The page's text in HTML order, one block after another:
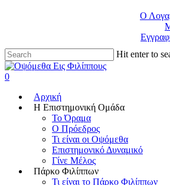
Ο
Hit enter to
0
Αρχική
Η Επιστημονική Ομάδα
Το Όραμα
Ο Πρόεδρος
Τι είναι οι Οψόμεθα
Επιστημονικό Δυναμικό
Γίνε Μέλος
Πάρκο Φιλίππων
Τι είναι το Πάρκο Φιλίππων